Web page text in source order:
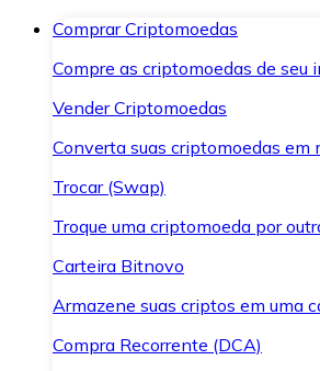
Comprar Criptomoedas
Compre as criptomoedas de seu
Vender Criptomoedas
Converta suas criptomoedas em
Trocar (Swap)
Troque uma criptomoeda por
Carteira Bitnovo
Armazene suas criptos em uma
Compra Recorrente (DCA)